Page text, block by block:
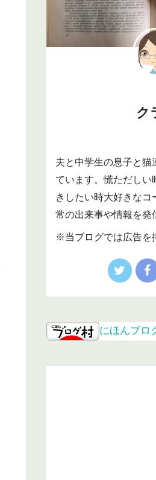
ク
夫と中学生の息子と猫
ています。慌ただしい
きしたい時大好きなコ
常の出来事や情報を発
※当ブログでは広告を
にほんブロ